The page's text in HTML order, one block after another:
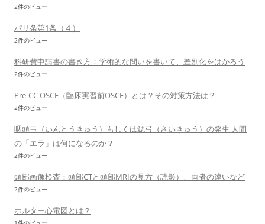
2件のビュー
パリ条第1条（４）
2件のビュー
科研費申請書の書き方：学術的な問いを書いて、差別化をはかろう
2件のビュー
Pre-CC OSCE（臨床実習前OSCE）とは？その対策方法は？
2件のビュー
咽頭弓（いんとうきゅう）もしくは鰓弓（さいきゅう）の発生 人間
の「エラ」は何になるのか？
2件のビュー
頭部画像検査：頭部CTと頭部MRIの見方（読影）、両者の違いなど
2件のビュー
ホルター心電図とは？